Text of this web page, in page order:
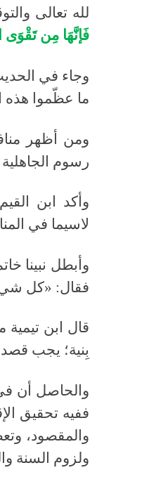
لله تعالى
فَإنَّهَا مِن تَقْوَى
وجاء في
ما عظّموا هذه
ومن أظهر
رسوم الجاهلية
وأكد ابن
لاسيما في
وأبطل نبينا
فقال: «كل
قال ابن
بِنية؛ يجب قصد
والحاصل أن في
ففيه تحقيق
والمقصود،
ولزوم السنة